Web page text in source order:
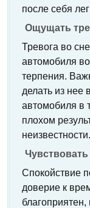
после себя
Ощущать
Тревога во
автомобиля
терпения.
делать из
автомобиля в
плохом
неизвестности.
Спокойствие
доверие к